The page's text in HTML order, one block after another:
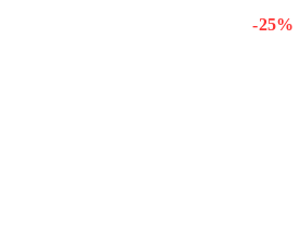
- 25 %